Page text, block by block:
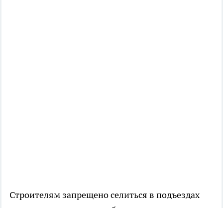
Строителям запрещено селиться в подъездах